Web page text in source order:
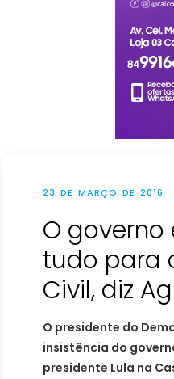
23 DE MARÇO DE 2016
O
tudo para
O presidente do
insistência do
presidente Lula na